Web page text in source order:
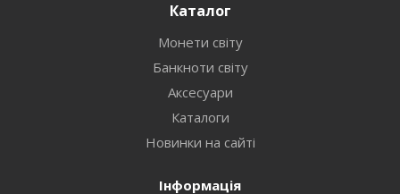
Каталог
Монети світу
Банкноти світу
Аксесуари
Каталоги
Новинки на сайті
Інформація